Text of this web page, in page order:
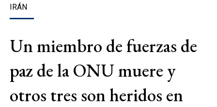
IRÁN
Un miembro de fuerzas de
paz de la ONU muere y
otros tres son heridos en